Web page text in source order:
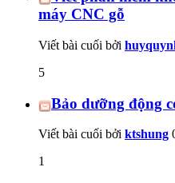
máy CNC gỗ
Viết bài cuối bởi
5
Bảo dưỡng động
Viết bài cuối bởi ktshung
1